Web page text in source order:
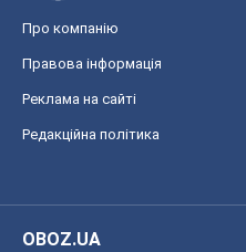
Про компанію
Правова інформація
Реклама на сайті
Редакційна політика
OBOZ.UA